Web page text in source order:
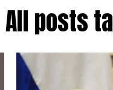
All posts